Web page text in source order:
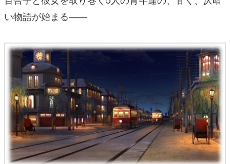
い物語が始まる――